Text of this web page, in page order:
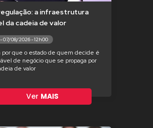
a infraestrutura
da cadeia de valor
07/08/2026 - 12h00
por que o estado de quem decide é
de negócio que se propaga por
de valor
Ver MAIS